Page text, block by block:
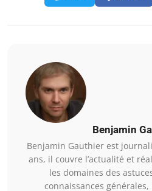
Benjamin
Benjamin Gauthier est
ans, il couvre l’actualité et
les domaines des
connaissances